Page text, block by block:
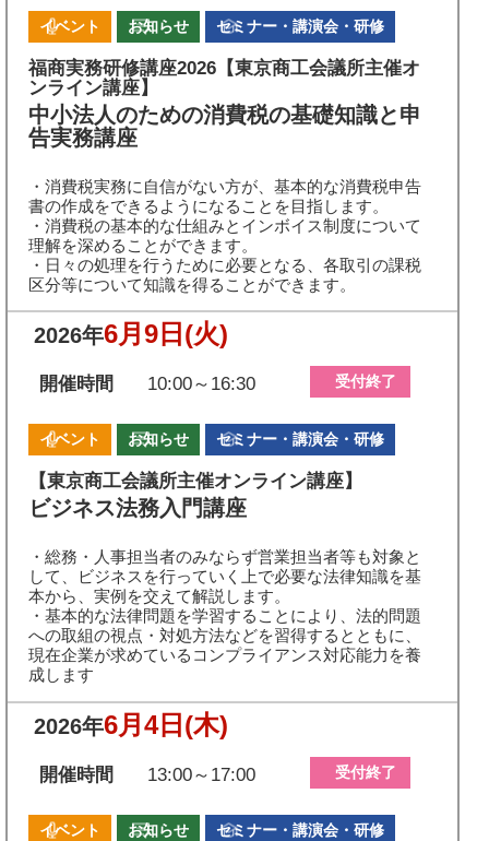
イベント お知らせ セミナー・講演会・研修
福商実務研修講座2026【東京商工会議所主催オ
ンライン講座】
中小法人のための消費税の基礎知識と申
告実務講座
・消費税実務に自信がない方が、基本的な消費税申告
書の作成をできるようになることを目指します。
・消費税の基本的な仕組みとインボイス制度について
理解を深めることができます。
・日々の処理を行うために必要となる、各取引の課税
区分等について知識を得ることができます。
2026年6月9日 (火)
開催時間 10:00～16:30 受付終了
イベント お知らせ セミナー・講演会・研修
【東京商工会議所主催オンライン講座】
ビジネス法務入門講座
・総務・人事担当者のみならず営業担当者等も対象と
して、ビジネスを行っていく上で必要な法律知識を基
本から、実例を交えて解説します。
・基本的な法律問題を学習することにより、法的問題
への取組の視点・対処方法などを習得するとともに、
現在企業が求めているコンプライアンス対応能力を養
成します
2026年6月4日 (木)
開催時間 13:00～17:00 受付終了
イベント お知らせ セミナー・講演会・研修